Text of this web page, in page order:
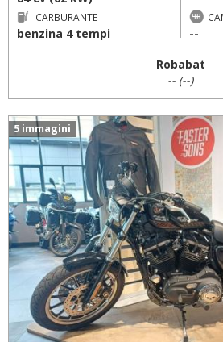
CARBURANTE
benzina 4 tempi --
Robabat
-- (--)
5 immagini